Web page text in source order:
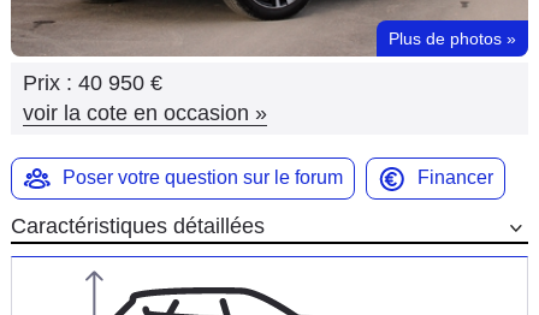
Moto
Marques
Plus de photos »
Prix : 40 950 €
voir la cote en occasion »
Poser votre question sur le forum Financer
Caractéristiques détaillées